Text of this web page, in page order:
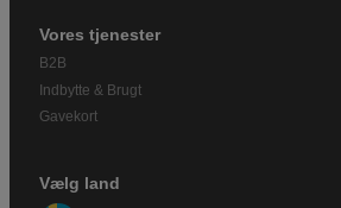
Vores tjenester
B2B
Indbytte & Brugt
Gavekort
Vælg land